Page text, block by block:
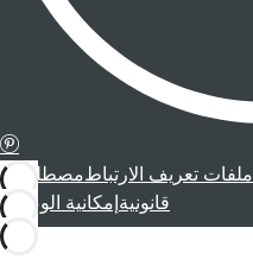
ملفات تعريف الارتباطمصطلحات
قانونية إمكانية الوصول